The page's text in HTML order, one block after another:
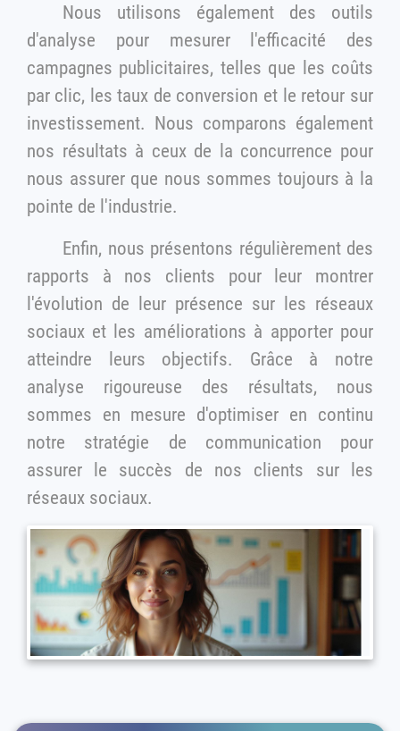
Nous utilisons également des outils
d'analyse pour mesurer l'efficacité des
campagnes publicitaires, telles que les coûts
par clic, les taux de conversion et le retour sur
investissement. Nous comparons également
nos résultats à ceux de la concurrence pour
nous assurer que nous sommes toujours à la
pointe de l'industrie.
Enfin, nous présentons régulièrement des
rapports à nos clients pour leur montrer
l'évolution de leur présence sur les réseaux
sociaux et les améliorations à apporter pour
atteindre leurs objectifs. Grâce à notre
analyse rigoureuse des résultats, nous
sommes en mesure d'optimiser en continu
notre stratégie de communication pour
assurer le succès de nos clients sur les
réseaux sociaux.